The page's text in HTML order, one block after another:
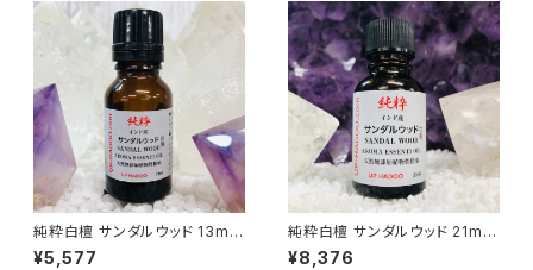
純粋白檀 サンダルウッド 13ml
アロマオイル
¥5,577
純粋白檀 サンダルウッド 21ml
アロマオイル
¥8,376